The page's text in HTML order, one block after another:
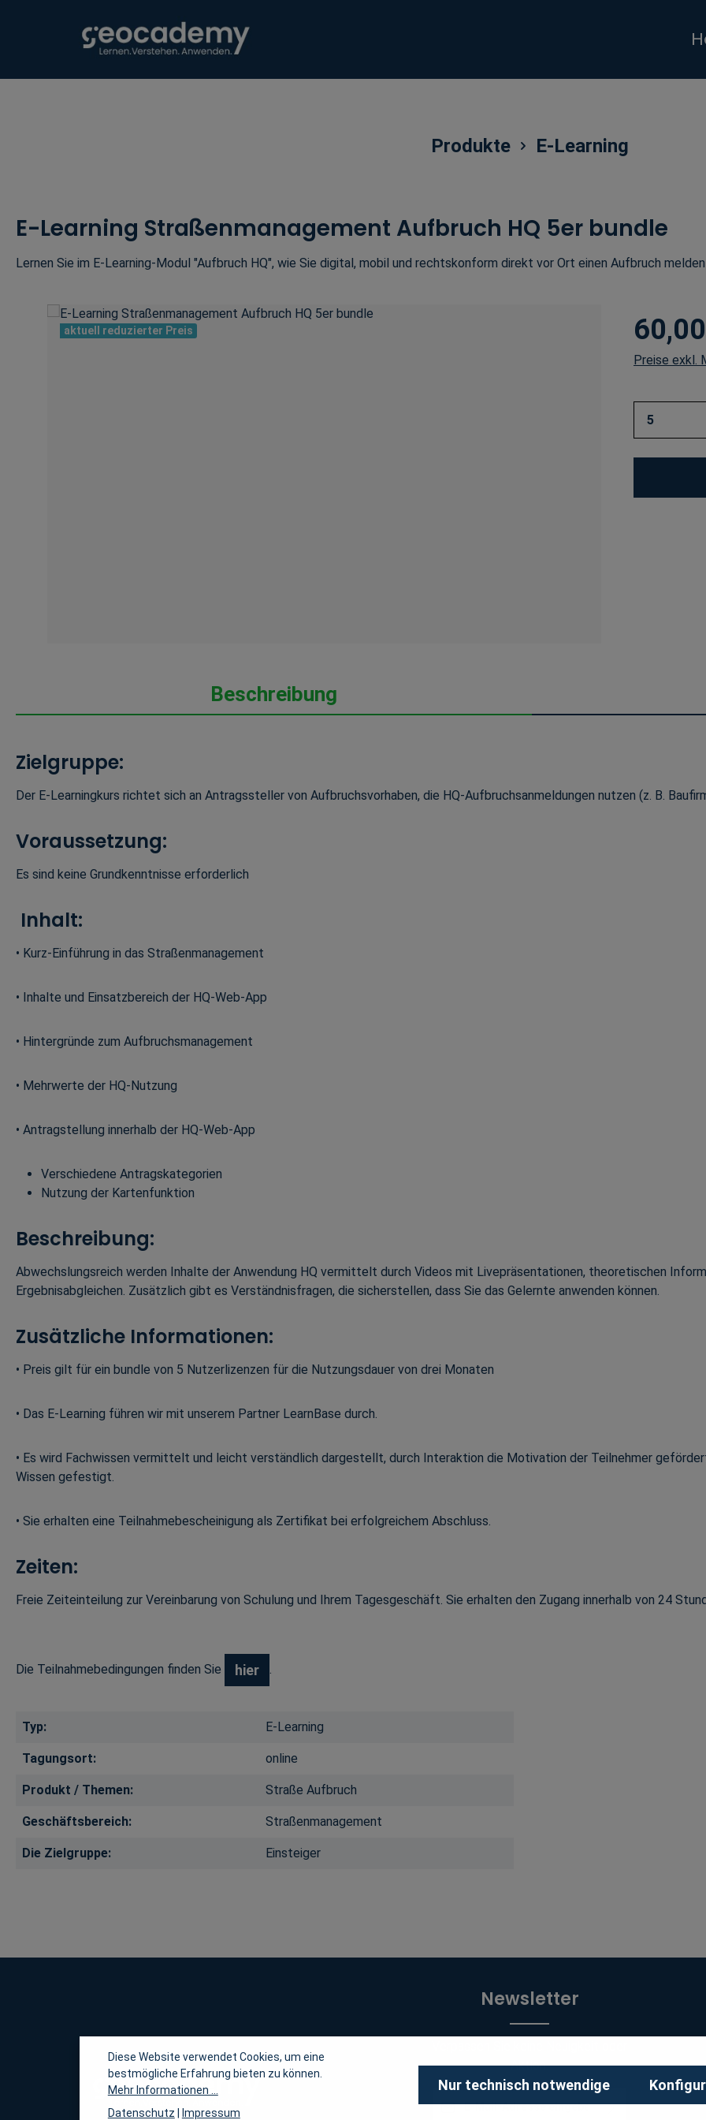
Produkte E-Learning
E-Learning Straßenmanagement Aufbruch HQ 5er bundle
Lernen Sie im E-Learning-Modul "Aufbruch HQ", wie Sie digital, mobil und rechtskonform direkt vor Ort einen Aufbruch
Bildergalerie überspringen
aktuell reduzierter Preis
Preise exkl.
Beschreibung
Zielgruppe:
Der E-Learningkurs richtet sich an Antragssteller von Aufbruchsvorhaben, die HQ-Aufbruchsanmeldungen nutzen (z. B.
Voraussetzung:
Es sind keine Grundkenntnisse erforderlich
Inhalt:
• Kurz-Einführung in das Straßenmanagement
• Inhalte und Einsatzbereich der HQ-Web-App
• Hintergründe zum Aufbruchsmanagement
• Mehrwerte der HQ-Nutzung
• Antragstellung innerhalb der HQ-Web-App
Verschiedene Antragskategorien
Nutzung der Kartenfunktion
Beschreibung:
Abwechslungsreich werden Inhalte der Anwendung HQ vermittelt durch Videos mit Livepräsentationen, theoretischen
Ergebnisabgleichen. Zusätzlich gibt es Verständnisfragen, die sicherstellen, dass Sie das Gelernte anwenden können.
Zusätzliche Informationen:
• Preis gilt für ein bundle von 5 Nutzerlizenzen für die Nutzungsdauer von drei Monaten
• Das E-Learning führen wir mit unserem Partner LearnBase durch.
• Es wird Fachwissen vermittelt und leicht verständlich dargestellt, durch Interaktion die Motivation der Teilnehmer
Wissen gefestigt.
• Sie erhalten eine Teilnahmebescheinigung als Zertifikat bei erfolgreichem Abschluss.
Zeiten:
Freie Zeiteinteilung zur Vereinbarung von Schulung und Ihrem Tagesgeschäft. Sie erhalten den Zugang innerhalb von 24
Die Teilnahmebedingungen finden Sie hier
Typ: E-Learning
Tagungsort: online
Produkt / Themen: Straße Aufbruch
Geschäftsbereich: Straßenmanagement
Die Zielgruppe: Einsteiger
Newsletter
Aktion.
E-Mail-Adresse*
Diese Website verwendet Cookies, um eine
bestmögliche Erfahrung bieten zu können.
Mehr Informationen ...
Datenschutz
Impressum
Nur technisch notwendige